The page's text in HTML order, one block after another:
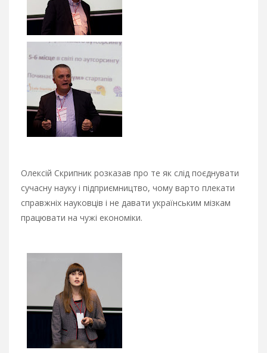
Олексій Скрипник розказав про те як слід поєднувати
сучасну науку і підприємництво, чому варто плекати
справжніх науковців і не давати українським мізкам
працювати на чужі економіки.